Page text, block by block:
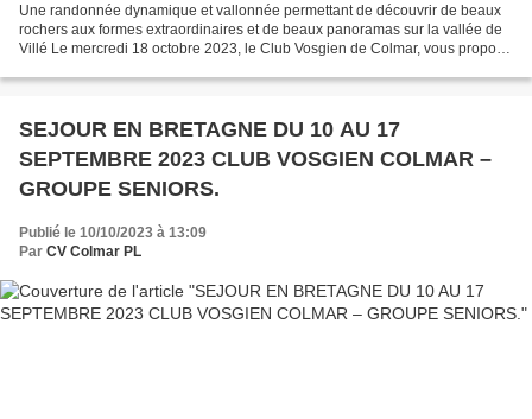
Une randonnée dynamique et vallonnée permettant de découvrir de beaux
rochers aux formes extraordinaires et de beaux panoramas sur la vallée de
Villé Le mercredi 18 octobre 2023, le Club Vosgien de Colmar, vous propose
SEJOUR EN BRETAGNE DU 10 AU 17
SEPTEMBRE 2023 CLUB VOSGIEN COLMAR –
GROUPE SENIORS.
Publié le 10/10/2023 à 13:09
Par CV Colmar PL